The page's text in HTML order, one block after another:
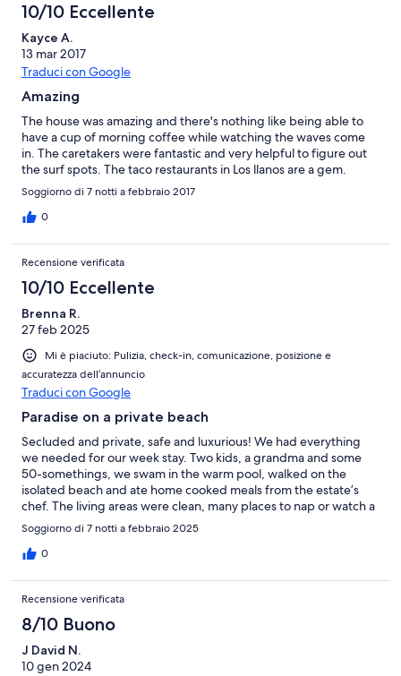
10/10 Eccellente
Kayce A.
13 mar 2017
Traduci con Google
Amazing
The house was amazing and there's nothing like being able to
have a cup of morning coffee while watching the waves come
in. The caretakers were fantastic and very helpful to figure out
the surf spots. The taco restaurants in Los llanos are a gem.
Soggiorno di 7 notti a febbraio 2017
0
Recensione verificata
10/10 Eccellente
Brenna R.
27 feb 2025
Mi è piaciuto: Pulizia, check-in, comunicazione, posizione e
accuratezza dell’annuncio
Traduci con Google
Paradise on a private beach
Secluded and private, safe and luxurious! We had everything
we needed for our week stay. Two kids, a grandma and some
50-somethings, we swam in the warm pool, walked on the
isolated beach and ate home cooked meals from the estate’s
chef. The living areas were clean, many places to nap or watch a
movie, AC in all the bedrooms and a kitchen to make snacks if
we wanted! A great place for all ages, you never have to leave if
you don’t want to. 2 miles from small surfing village where you
Soggiorno di 7 notti a febbraio 2025
0
Recensione verificata
8/10 Buono
J David N.
10 gen 2024